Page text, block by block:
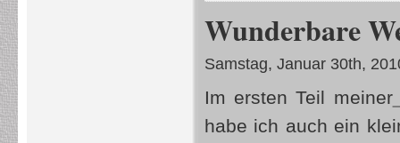
Wunderbare
Samstag, Januar 30th,
Im ersten Teil meiner
habe ich auch ein